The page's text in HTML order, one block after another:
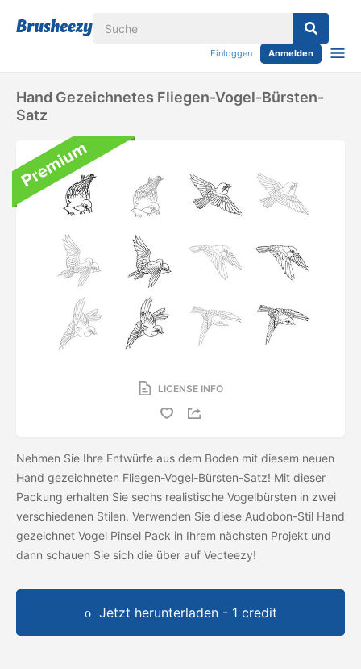
Einloggen Anmelden
Hand Gezeichnetes Fliegen-Vogel-Bürsten-
Satz
LICENSE INFO
Nehmen Sie Ihre Entwürfe aus dem Boden mit diesem neuen
Hand gezeichneten Fliegen-Vogel-Bürsten-Satz! Mit dieser
Packung erhalten Sie sechs realistische Vogelbürsten in zwei
verschiedenen Stilen. Verwenden Sie diese Audobon-Stil Hand
gezeichnet Vogel Pinsel Pack in Ihrem nächsten Projekt und
dann schauen Sie sich die über auf Vecteezy!
Jetzt herunterladen - 1 credit